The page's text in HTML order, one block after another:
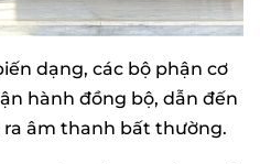
dạng, các bộ phận cơ
hành đồng bộ, dẫn đến
âm thanh bất thường.